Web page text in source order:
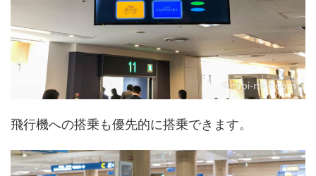
飛行機への搭乗も優先的に搭乗できます。